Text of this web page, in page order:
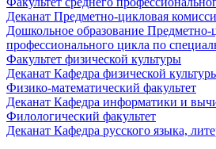
Деканат Предметно-цикловая
Дошкольное образование Предметно-
профессионального цикла по
Факультет физической культуры
Деканат Кафедра физической
Физико-математический факультет
Деканат Кафедра информатики и
Филологический факультет
Деканат Кафедра русского языка,